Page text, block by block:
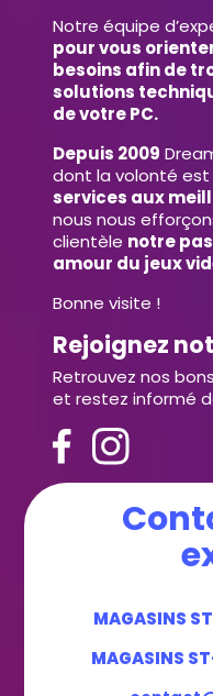
Notre équipe
pour vous
besoins afin de
solutions
de votre PC.
Depuis 2009
dont la volonté est
services aux
nous nous
clientèle notre
amour du jeux
Bonne visite !
Rejoignez
Retrouvez nos
et restez informé
MAGASINS
MAGASINS